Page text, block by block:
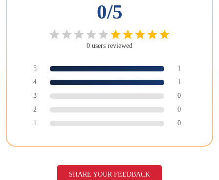
0/5
0 users reviewed
5
1
4
1
3
0
2
0
1
0
SHARE YOUR FEEDBACK